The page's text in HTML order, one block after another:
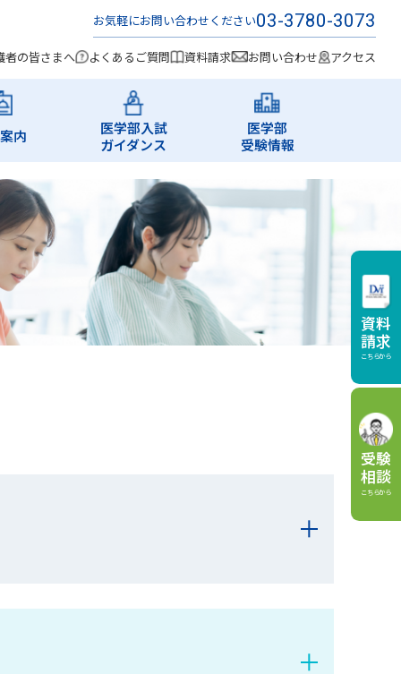
お気軽にお問い合わせください03-3780-3073
者の皆さまへ よくあるご質問 資料請求 お問い合わせ アクセス
内
医学部入試
ガイダンス
医学部
受験情報
資料
請求
こちらから
受験
相談
こちらから